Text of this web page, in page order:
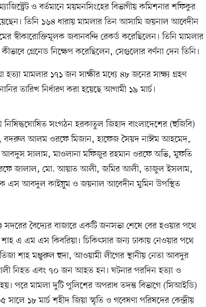
ও বর্তমানে ময়মনসিংহের বিভাগীয় কমিশনার শফিকুর
তিনি ১৬৪ ধারায় মামলার তিন আসামি জয়নাল আবেদীন
জবানবন্দি রেকর্ড করেছিলেন। তিনি মামলার
গ্রেনেড নিক্ষেপ করেছিলেন, সেগুলোর বর্ণনা দেন তিনি।
মামলার ১৭১ জন সাক্ষীর মধ্যে ৪৮ জনের সাক্ষ্য গ্রহণ
তারিখ নির্ধারণ করা হয়েছে আগামী ১৯ মার্চ।
সংগঠন হরকাতুল জিহাদ বাংলাদেশের (হুজিবি)
বদরুল আলম ওরফে মিজান, হাফেজ সৈয়দ নাঈম আহমেদ,
আবদুস সালাম, মাওলানা মফিজুর রহমান ওরফে অভি, মুফতি
জালাল, মো. আয়াত আলী, জমির আলী, তাজুল ইসলাম,
আবদুল কাইয়ুম ও জয়নাল আবেদীন মুমিন উপস্থিত
সদরের বৈদ্যের বাজারে একটি জনসভা শেষে বের হওয়ার পথে
এ এম এস কিবরিয়া। চিকিৎসার জন্য ঢাকায় নেওয়ার পথে
শাহ মঞ্জুরুল হুদা, আওয়ামী লীগের স্থানীয় নেতা আবদুর
নিহত এবং ৭০ জন আহত হন। ঘটনার পরদিন হত্যা ও
পরে মামলা দুটি পুলিশের অপরাধ তদন্ত বিভাগে (সিআইডি)
সালে ১৮ মার্চ শহীদ জিয়া স্মৃতি ও গবেষণা পরিষদের কেন্দ্রীয়